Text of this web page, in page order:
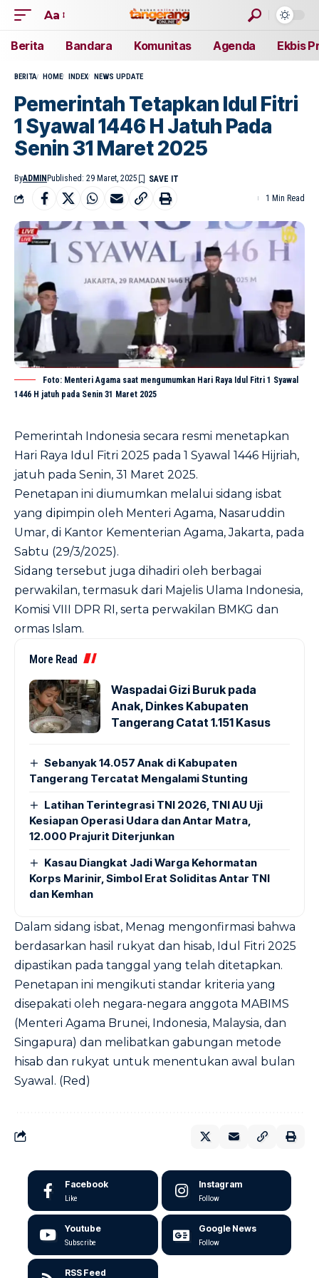
Aa
Berita Bandara Komunitas Agenda Ekbis
BERITA HOME INDEX NEWS UPDATE
Pemerintah Tetapkan Idul Fitri
1 Syawal 1446 H Jatuh Pada
Senin 31 Maret 2025
ByADMIN Published: 29 Maret, 2025
1 Min Read
Foto: Menteri Agama saat mengumumkan Hari Raya Idul Fitri 1 Syawal
1446 H jatuh pada Senin 31 Maret 2025
Pemerintah Indonesia secara resmi menetapkan
Hari Raya Idul Fitri 2025 pada 1 Syawal 1446 Hijriah,
jatuh pada Senin, 31 Maret 2025.
Penetapan ini diumumkan melalui sidang isbat
yang dipimpin oleh Menteri Agama, Nasaruddin
Umar, di Kantor Kementerian Agama, Jakarta, pada
Sabtu (29/3/2025).
Sidang tersebut juga dihadiri oleh berbagai
perwakilan, termasuk dari Majelis Ulama Indonesia,
Komisi VIII DPR RI, serta perwakilan BMKG dan
ormas Islam.
More Read
Waspadai Gizi Buruk pada
Anak, Dinkes Kabupaten
Tangerang Catat 1.151 Kasus
Sebanyak 14.057 Anak di Kabupaten
Tangerang Tercatat Mengalami Stunting
Latihan Terintegrasi TNI 2026, TNI AU Uji
Kesiapan Operasi Udara dan Antar Matra,
12.000 Prajurit Diterjunkan
Kasau Diangkat Jadi Warga Kehormatan
Korps Marinir, Simbol Erat Soliditas Antar TNI
dan Kemhan
Dalam sidang isbat, Menag mengonfirmasi bahwa
berdasarkan hasil rukyat dan hisab, Idul Fitri 2025
dipastikan pada tanggal yang telah ditetapkan.
Penetapan ini mengikuti standar kriteria yang
disepakati oleh negara-negara anggota MABIMS
(Menteri Agama Brunei, Indonesia, Malaysia, dan
Singapura) dan melibatkan gabungan metode
hisab dan rukyat untuk menentukan awal bulan
Syawal. (Red)
Facebook
Like
Instagram
Follow
Youtube
Subscribe
Google News
Follow
RSS Feed